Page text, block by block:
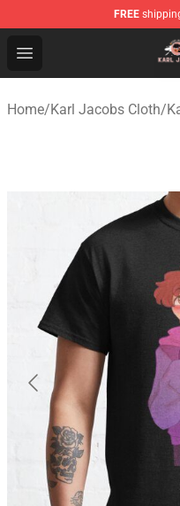
FREE
Open menu
Karl Jacobs Store -
Home/Karl Jacobs Cloth/